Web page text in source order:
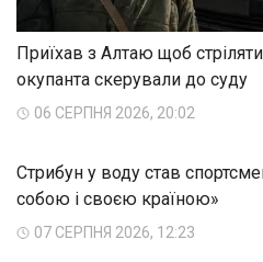
Приїхав з Алтаю щоб
окупанта скерували до суду
06 СЕРПНЯ 2026, 20:02
Стрибун у воду став
собою і своєю країною»
07 СЕРПНЯ 2026, 12:23